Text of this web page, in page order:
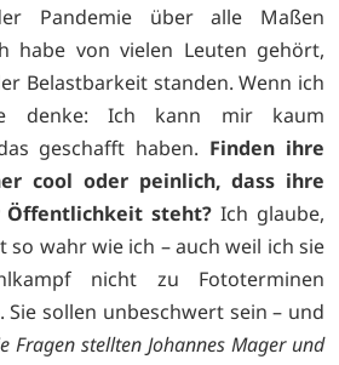
Pandemie über alle Maßen
habe von vielen Leuten gehört,
Belastbarkeit standen. Wenn ich
denke: Ich kann mir kaum
geschafft haben. Finden ihre
cool oder peinlich, dass ihre
steht? Ich glaube,
so wahr wie ich – auch weil ich sie
nicht zu Fototerminen
sollen unbeschwert sein – und
Fragen stellten Johannes Mager und